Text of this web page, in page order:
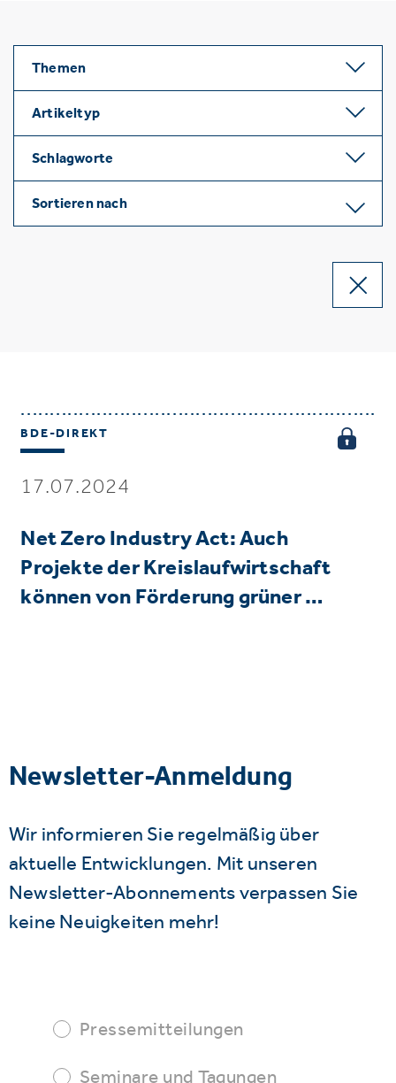
Themen
Artikeltyp
Schlagworte
Sortieren nach
BDE-DIREKT
17.07.2024
Net Zero Industry Act: Auch
Projekte der Kreislaufwirtschaft
können von Förderung grüner …
Newsletter-Anmeldung
Wir informieren Sie regelmäßig über
aktuelle Entwicklungen. Mit unseren
Newsletter-Abonnements verpassen Sie
keine Neuigkeiten mehr!
Pressemitteilungen
Seminare und Tagungen